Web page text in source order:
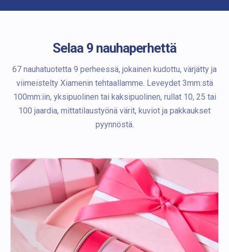
Selaa 9 nauhaperhettä
67 nauhatuotetta 9 perheessä, jokainen kudottu, värjätty ja
viimeistelty Xiamenin tehtaallamme. Leveydet 3mm:stä
100mm:iin, yksipuolinen tai kaksipuolinen, rullat 10, 25 tai
100 jaardia, mittatilaustyönä värit, kuviot ja pakkaukset
pyynnöstä.